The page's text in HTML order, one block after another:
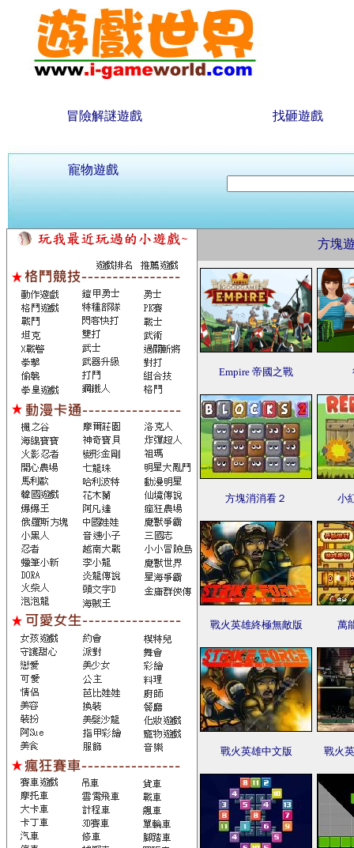
冒險解謎遊戲 找砸遊戲
寵物遊戲
方塊
Empire 帝國之戰
方塊消消看２ 小
戰火英雄終極無敵版 萬
戰火英雄中文版 戰火